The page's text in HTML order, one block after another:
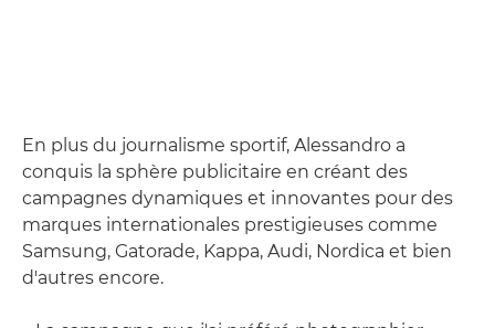
En plus du journalisme sportif, Alessandro a
conquis la sphère publicitaire en créant des
campagnes dynamiques et innovantes pour des
marques internationales prestigieuses comme
Samsung, Gatorade, Kappa, Audi, Nordica et bien
d'autres encore.